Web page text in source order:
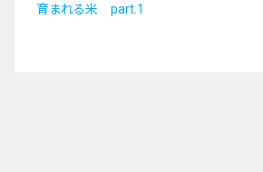
京都・奈良
育まれる米 part.1